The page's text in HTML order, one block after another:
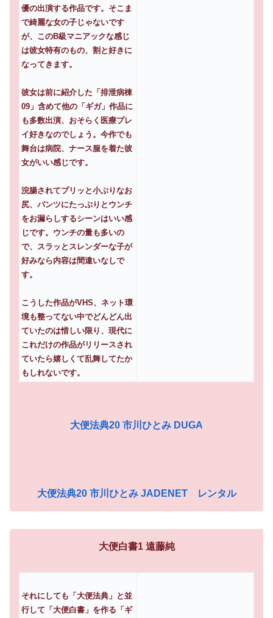
優の出演する作品です。そこま
で綺麗な女の子じゃないです
が、このB級マニアックな感じ
は彼女特有のもの、割と好きに
なってきます。
彼女は前に紹介した「排泄病棟
09」含めて他の「ギガ」作品に
も多数出演、おそらく医療プレ
イ好きなのでしょう。今作でも
舞台は病院、ナース服を着た彼
女がいい感じです。
浣腸されてプリッと小ぶりなお
尻、パンツにたっぷりとウンチ
をお漏らしするシーンはいい感
じです。ウンチの量も多いの
で、スラッとスレンダーな子が
好みなら内容は間違いなしで
す。
こうした作品がVHS、ネット環
境も整ってない中でどんどん出
ていたのは惜しい限り、現代に
これだけの作品がリリースされ
ていたら嬉しくて乱舞してたか
もしれないです。
大便法典20 市川ひとみ DUGA
大便法典20 市川ひとみ JADENET レンタル
大便白書1 遠藤純
それにしても「大便法典」と並
行して「大便白書」を作る「ギ